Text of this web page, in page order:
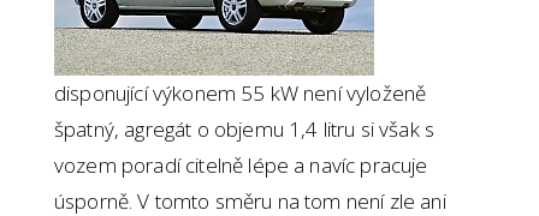
disponující výkonem 55 kW není vyloženě
špatný, agregát o objemu 1,4 litru si však s
vozem poradí citelně lépe a navíc pracuje
úsporně. V tomto směru na tom není zle ani